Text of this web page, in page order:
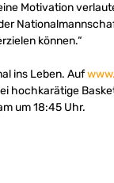
Motivation
können.“
ins Leben. Auf
hochkarätige
um 18:45 Uhr.